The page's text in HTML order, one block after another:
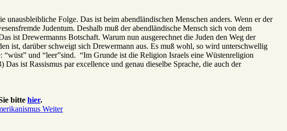
Folge. Das ist beim abendländischen Menschen anders. Wenn er der
Judentum. Deshalb muß der abendländische Mensch sich von dem
ist Drewermanns Botschaft. Warum nun ausgerechnet die Juden den Weg der
ist, darüber schweigt sich Drewermann aus. Es muß wohl, so wird unterschwellig
und “leer”sind. “Im Grunde ist die Religion Israels eine Wüstenreligion
ist Rassismus par excellence und genau dieselbe Sprache, die auch der
bitte hier.
Weiter